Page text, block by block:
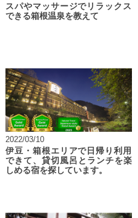
スパやマッサージでリラックス
できる箱根温泉を教えて
2022/03/10
伊豆・箱根エリアで日帰り利用
できて、貸切風呂とランチを楽
しめる宿を探しています。